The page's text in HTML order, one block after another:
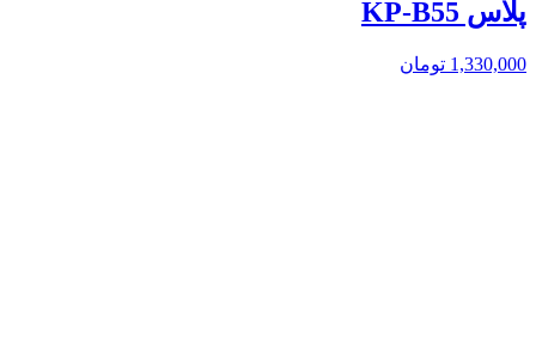
پلاس KP-B55
1,330,000 تومان